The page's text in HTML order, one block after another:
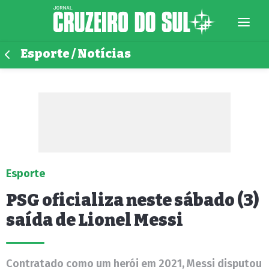
Esporte / Notícias
Esporte
PSG oficializa neste sábado (3)
saída de Lionel Messi
Contratado como um herói em 2021, Messi disputou